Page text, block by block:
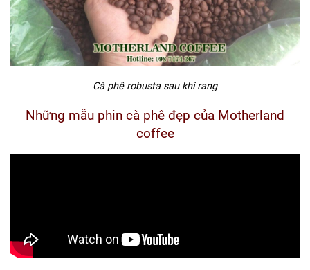
Cà phê robusta sau khi rang
Những mẫu phin cà phê đẹp của Motherland
coffee